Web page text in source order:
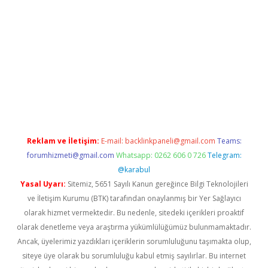
Reklam ve İletişim: E-mail: backlinkpaneli@gmail.com Teams:
forumhizmeti@gmail.com Whatsapp: 0262 606 0 726 Telegram:
@karabul
Yasal Uyarı: Sitemiz, 5651 Sayılı Kanun gereğince Bilgi Teknolojileri
ve İletişim Kurumu (BTK) tarafından onaylanmış bir Yer Sağlayıcı
olarak hizmet vermektedir. Bu nedenle, sitedeki içerikleri proaktif
olarak denetleme veya araştırma yükümlülüğümüz bulunmamaktadır.
Ancak, üyelerimiz yazdıkları içeriklerin sorumluluğunu taşımakta olup,
siteye üye olarak bu sorumluluğu kabul etmiş sayılırlar. Bu internet